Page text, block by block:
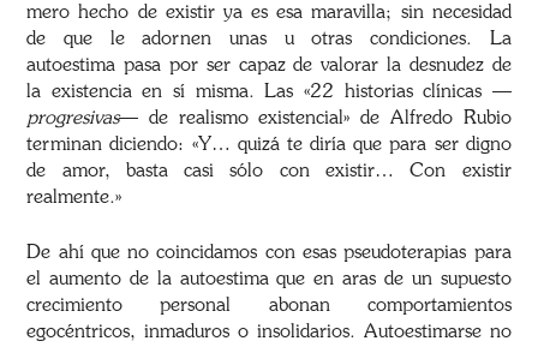
mero hecho de existir ya es esa maravilla; sin necesidad
de que le adornen unas u otras condiciones. La
autoestima pasa por ser capaz de valorar la desnudez de
la existencia en sí misma. Las «22 historias clínicas —
progresivas— de realismo existencial» de Alfredo Rubio
terminan diciendo: «Y… quizá te diría que para ser digno
de amor, basta casi sólo con existir… Con existir
realmente.»
De ahí que no coincidamos con esas pseudoterapias para
el aumento de la autoestima que en aras de un supuesto
crecimiento personal abonan comportamientos
egocéntricos, inmaduros o insolidarios. Autoestimarse no